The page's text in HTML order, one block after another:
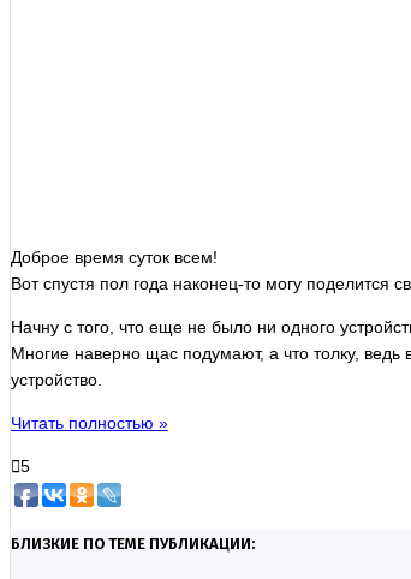
Доброе время суток всем!
Вот спустя пол года наконец-то могу
Начну с того, что еще не было ни одного
Многие наверно щас подумают, а что толку,
устройство.
Читать полностью »
5
БЛИЗКИЕ ПО ТЕМЕ ПУБЛИКАЦИИ: